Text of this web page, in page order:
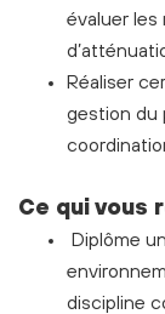
évaluer les
Réaliser
gestion du
Ce qui vous
Diplôme
discipline